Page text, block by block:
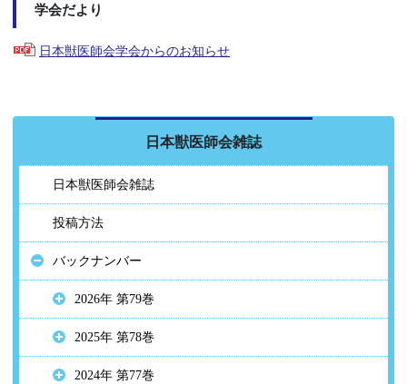
学会だより
日本獣医師会学会からのお知らせ
日本獣医師会雑誌
日本獣医師会雑誌
投稿方法
バックナンバー
2026年 第79巻
2025年 第78巻
2024年 第77巻